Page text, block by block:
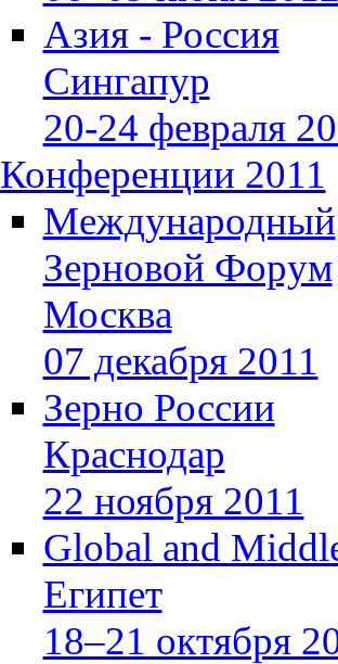
Азия - Россия
Сингапур
20-24 февраля
Конференции 2011
Международный
Зерновой Форум
Москва
07 декабря 2011
Зерно России
Краснодар
22 ноября 2011
Global and
Египет
18–21 октября